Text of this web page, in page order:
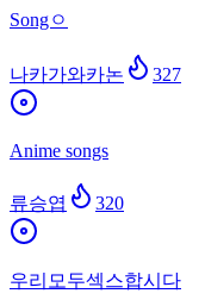
Songㅇ
나카가와카논 327
Anime songs
류승엽 320
우리모두섹스합시다